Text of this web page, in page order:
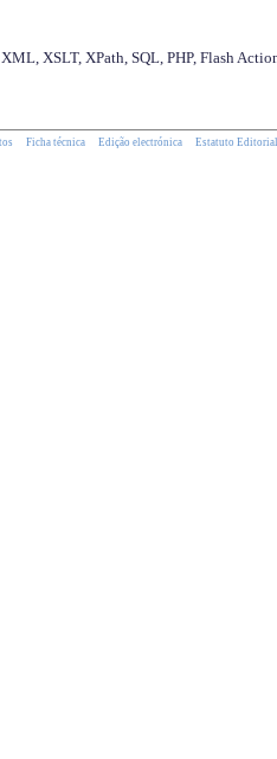
XSLT, XPath, SQL, PHP, Flash
Ficha técnica Edição electrónica Estatuto Editorial